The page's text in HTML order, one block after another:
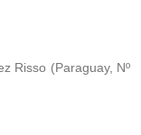
Risso (Paraguay, Nº